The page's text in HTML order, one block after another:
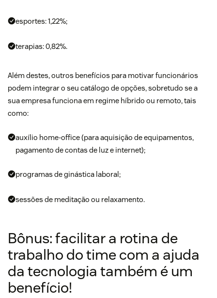
esportes: 1,22%;
terapias: 0,82%.
Além destes, outros benefícios para motivar funcionários
podem integrar o seu catálogo de opções, sobretudo se a
sua empresa funciona em regime híbrido ou remoto, tais
como:
auxílio home-office (para aquisição de equipamentos,
pagamento de contas de luz e internet);
programas de ginástica laboral;
sessões de meditação ou relaxamento.
Bônus: facilitar a rotina de
trabalho do time com a ajuda
da tecnologia também é um
benefício!